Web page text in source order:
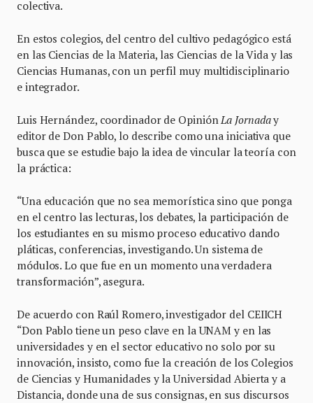
colectiva.
En estos colegios, del centro del cultivo pedagógico está
en las Ciencias de la Materia, las Ciencias de la Vida y las
Ciencias Humanas, con un perfil muy multidisciplinario
e integrador.
Luis Hernández, coordinador de OpiniónLa Jornaday
editor de Don Pablo, lo describe como una iniciativa que
busca que se estudie bajo la idea de vincular la teoría con
la práctica:
“Una educación que no sea memorística sino que ponga
en el centro las lecturas, los debates, la participación de
los estudiantes en su mismo proceso educativo dando
pláticas, conferencias, investigando. Un sistema de
módulos. Lo que fue en un momento una verdadera
transformación”, asegura.
De acuerdo con Raúl Romero, investigador del CEIICH
“Don Pablo tiene un peso clave en la UNAM y en las
universidades y en el sector educativo no solo por su
innovación, insisto, como fue la creación de los Colegios
de Ciencias y Humanidades y la Universidad Abierta y a
Distancia, donde una de sus consignas, en sus discursos